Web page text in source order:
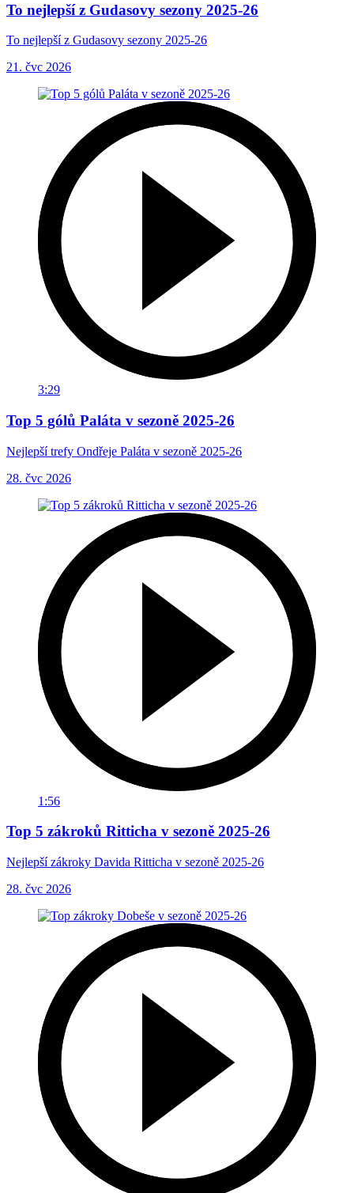
To nejlepší z Gudasovy sezony 2025-26
To nejlepší z Gudasovy sezony 2025-26
21. čvc 2026
3:29
Top 5 gólů Paláta v sezoně 2025-26
Nejlepší trefy Ondřeje Paláta v sezoně 2025-26
28. čvc 2026
1:56
Top 5 zákroků Ritticha v sezoně 2025-26
Nejlepší zákroky Davida Ritticha v sezoně 2025-26
28. čvc 2026